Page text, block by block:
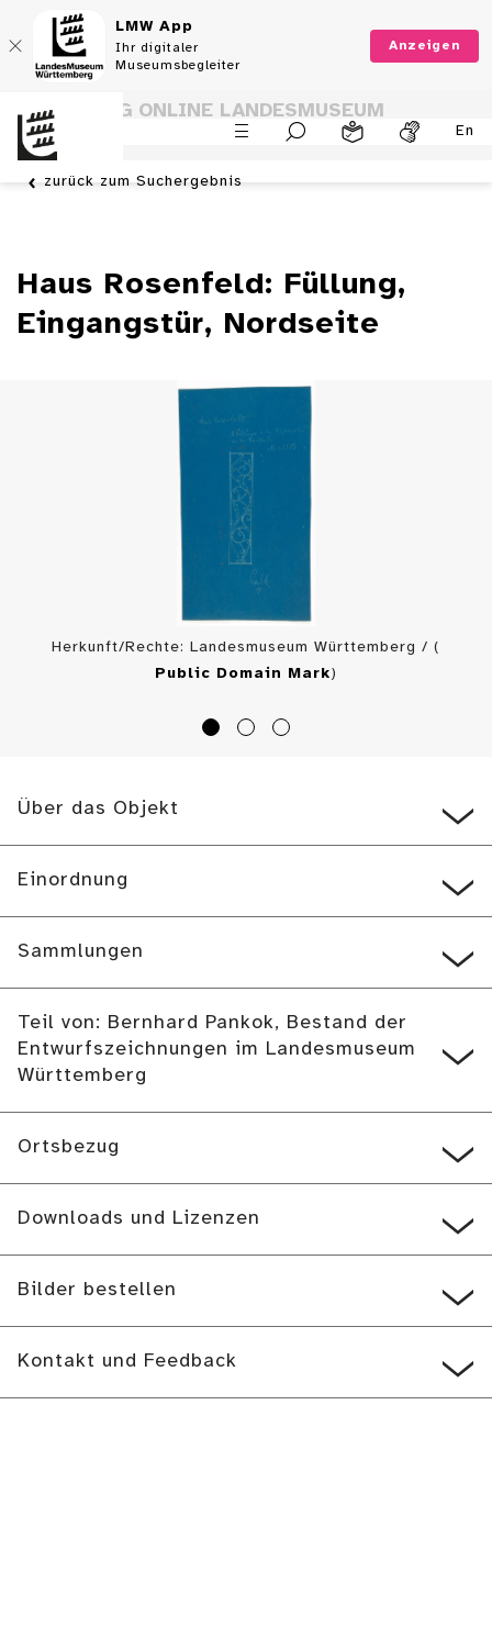
LMW App
Ihr digitaler
Museumsbegleiter
Anzeigen
En
SAMMLUNG ONLINE LANDESMUSEUM
WÜRTTEMBERG
zurück zum Suchergebnis
Haus Rosenfeld: Füllung,
Eingangstür, Nordseite
Herkunft/Rechte: Landesmuseum Württemberg / (
Public Domain Mark)
Über das Objekt
Einordnung
Sammlungen
Teil von: Bernhard Pankok, Bestand der
Entwurfszeichnungen im Landesmuseum
Württemberg
Ortsbezug
Downloads und Lizenzen
Bilder bestellen
Kontakt und Feedback